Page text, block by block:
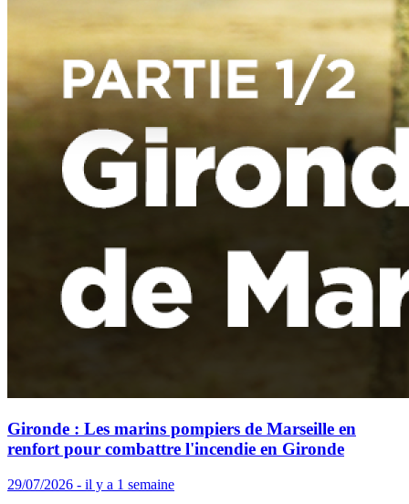
Gironde : Les marins pompiers de Marseille en
renfort pour combattre l'incendie en Gironde
29/07/2026 - il y a 1 semaine